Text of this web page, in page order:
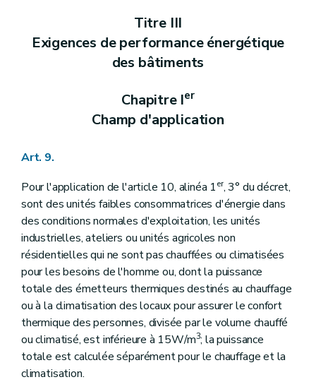
Titre III
Exigences de performance énergétique
des bâtiments
Chapitre Ier
Champ d'application
Art. 9.
Pour l'application de l'article 10, alinéa 1er, 3° du décret,
sont des unités faibles consommatrices d'énergie dans
des conditions normales d'exploitation, les unités
industrielles, ateliers ou unités agricoles non
résidentielles qui ne sont pas chauffées ou climatisées
pour les besoins de l'homme ou, dont la puissance
totale des émetteurs thermiques destinés au chauffage
ou à la climatisation des locaux pour assurer le confort
thermique des personnes, divisée par le volume chauffé
ou climatisé, est inférieure à 15W/m3; la puissance
totale est calculée séparément pour le chauffage et la
climatisation.